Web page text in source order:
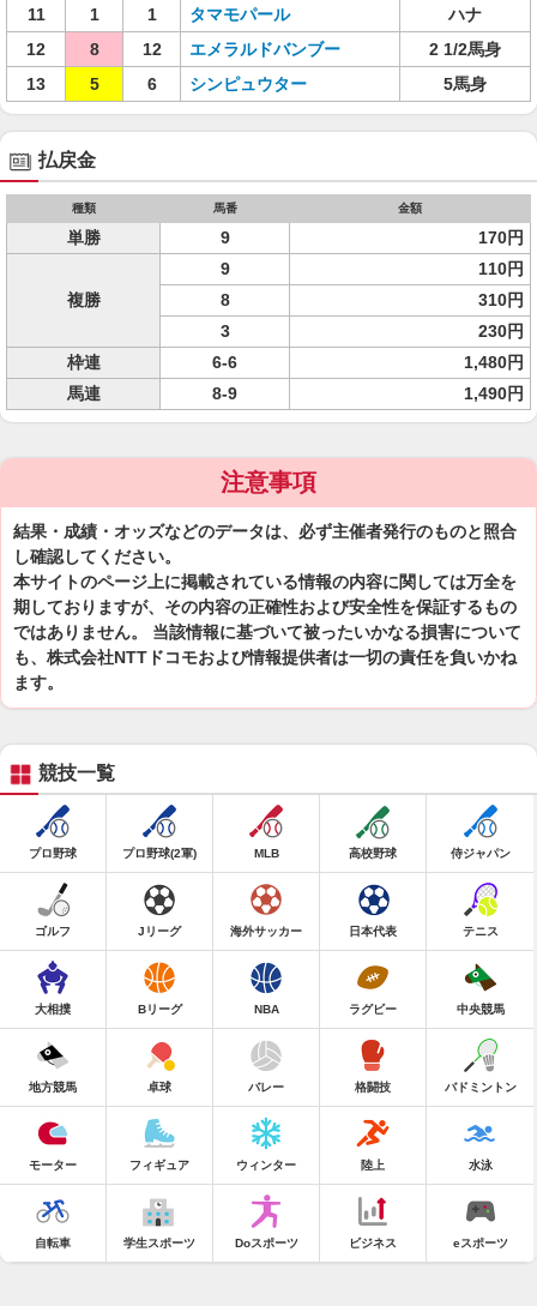
11
1 1 タマモパール
ハナ
12
8 12 エメラルドバンブー
2 1/2馬身
13
5 6 シンピュウター 5馬身
払戻金
種類 馬番 金額
単勝 9 170円
複勝
9
110円
8
310円
3
230円
枠連
6-6
1,480円
馬連
8-9 1,490円
注意事項
結果・成績・オッズなどのデータは、必ず主催者発行のものと照合
し確認してください。
本サイトのページ上に掲載されている情報の内容に関しては万全を
期しておりますが、その内容の正確性および安全性を保証するもの
ではありません。 当該情報に基づいて被ったいかなる損害について
も、株式会社NTTドコモおよび情報提供者は一切の責任を負いかね
ます。
競技一覧
プロ野球 プロ野球(2軍) MLB 高校野球 侍ジャパン
ゴルフ Jリーグ 海外サッカー 日本代表 テニス
大相撲 Bリーグ NBA ラグビー 中央競馬
地方競馬 卓球 バレー 格闘技 バドミントン
モーター フィギュア ウィンター 陸上 水泳
自転車 学生スポーツ Doスポーツ ビジネス eスポーツ